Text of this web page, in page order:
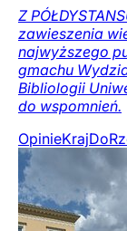
Z
zawieszenia
najwyższego
gmachu
Bibliologii
do wspomnień.
OpinieKraj